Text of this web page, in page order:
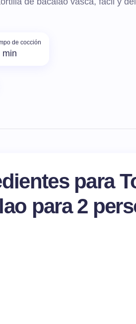
de cocción
min
para
para 2